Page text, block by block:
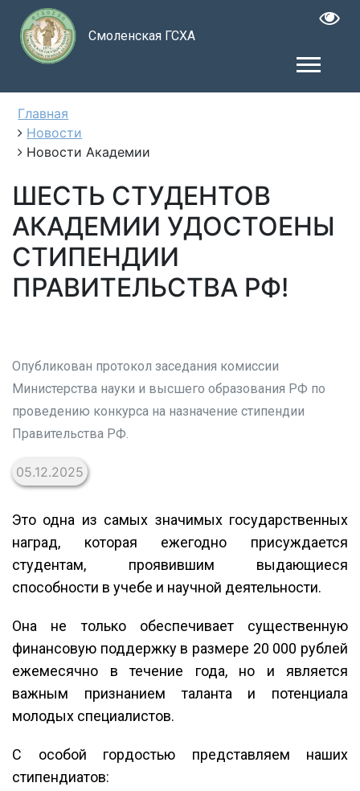
Смоленская ГСХА
Главная
Новости
Новости Академии
ШЕСТЬ СТУДЕНТОВ
АКАДЕМИИ УДОСТОЕНЫ
СТИПЕНДИИ
ПРАВИТЕЛЬСТВА РФ!
Опубликован протокол заседания комиссии
Министерства науки и высшего образования РФ по
проведению конкурса на назначение стипендии
Правительства РФ.
05.12.2025
Это одна из самых значимых государственных
наград, которая ежегодно присуждается
студентам, проявившим выдающиеся
способности в учебе и научной деятельности.
Она не только обеспечивает существенную
финансовую поддержку в размере 20 000 рублей
ежемесячно в течение года, но и является
важным признанием таланта и потенциала
молодых специалистов.
С особой гордостью представляем наших
стипендиатов: